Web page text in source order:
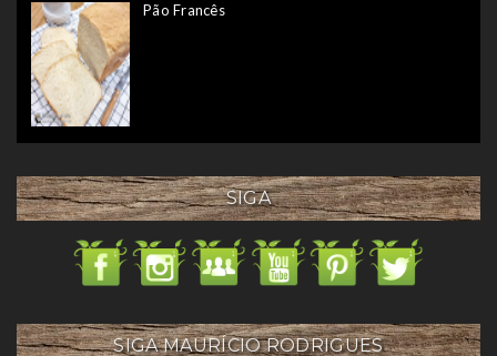
Pão Francês
SIGA
SIGA MAURÍCIO RODRIGUES